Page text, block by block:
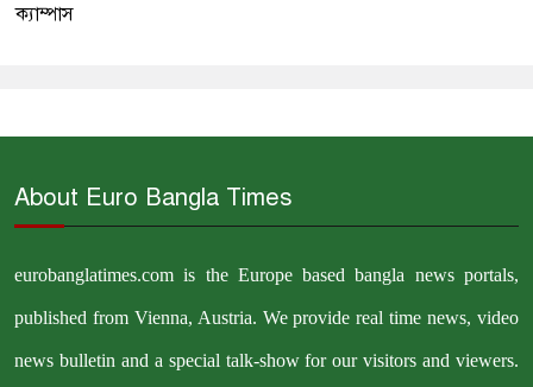
ক্যাম্পাস
About Euro Bangla Times
eurobanglatimes.com is the Europe based bangla news portals,
published from Vienna, Austria. We provide real time news, video
news bulletin and a special talk-show for our visitors and viewers.